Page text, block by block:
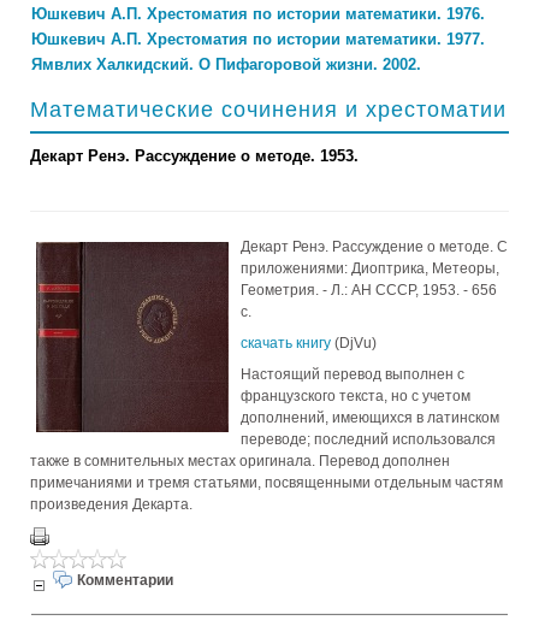
Юшкевич А.П. Хрестоматия по истории математики. 1976.
Юшкевич А.П. Хрестоматия по истории математики. 1977.
Ямвлих Халкидский. О Пифагоровой жизни. 2002.
Математические сочинения и хрестоматии
Декарт Ренэ. Рассуждение о методе. 1953.
Декарт Ренэ. Рассуждение о методе. С
приложениями: Диоптрика, Метеоры,
Геометрия. - Л.: АН СССР, 1953. - 656
с.
скачать книгу (DjVu)
Настоящий перевод выполнен с
французского текста, но с учетом
дополнений, имеющихся в латинском
переводе; последний использовался
также в сомнительных местах оригинала. Перевод дополнен
примечаниями и тремя статьями, посвященными отдельным частям
произведения Декарта.
Комментарии